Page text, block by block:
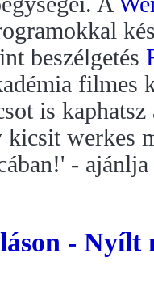
beszélgetés
filmes
is
kicsit werkes
-
- Nyílt